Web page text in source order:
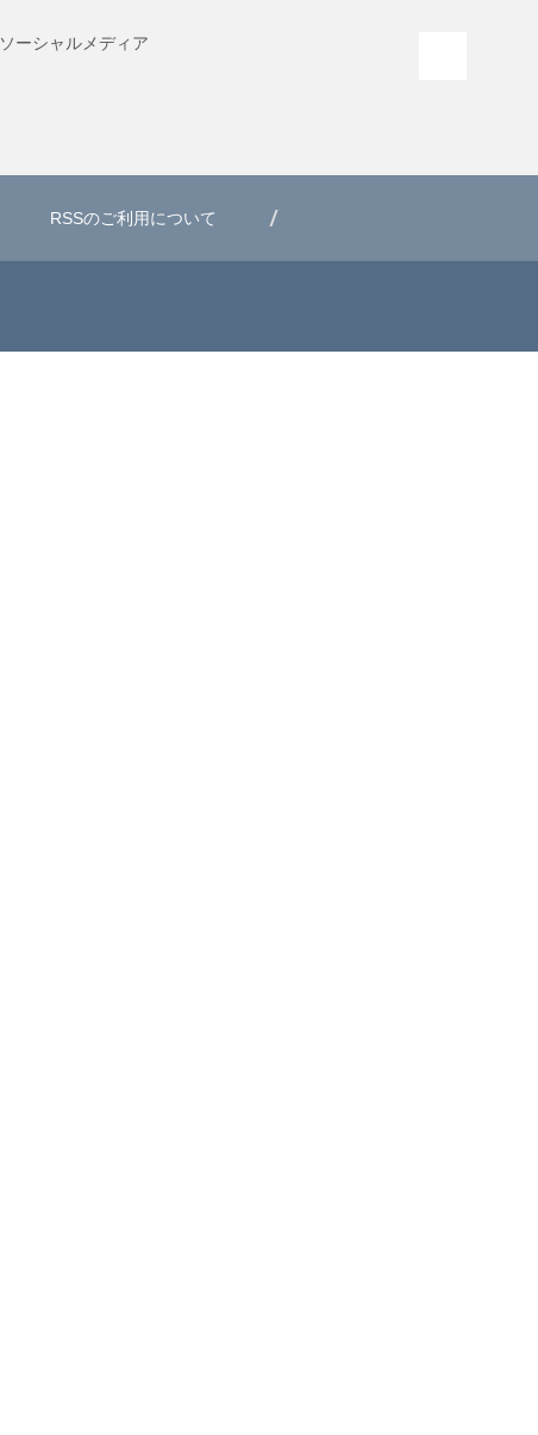
ソーシャルメディア
RSSのご利用について